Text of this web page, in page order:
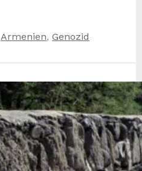
Schlagwörter
Armenien, Genozid